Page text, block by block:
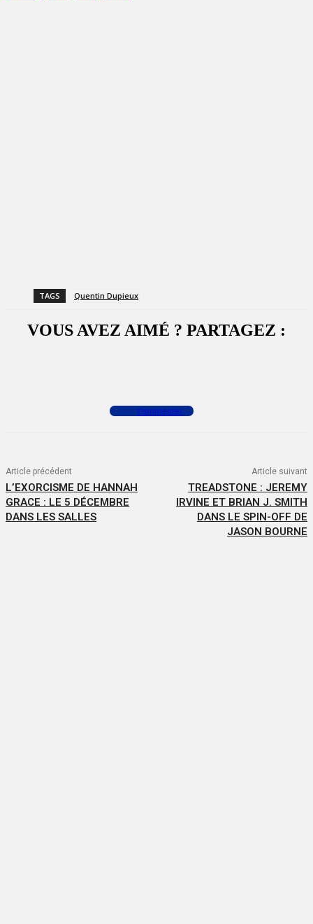
TAGS Quentin Dupieux
VOUS AVEZ AIMÉ ? PARTAGEZ :
Commenter
Article précédent
L’EXORCISME DE HANNAH
GRACE : LE 5 DÉCEMBRE
DANS LES SALLES
Article suivant
TREADSTONE : JEREMY
IRVINE ET BRIAN J. SMITH
DANS LE SPIN-OFF DE
JASON BOURNE